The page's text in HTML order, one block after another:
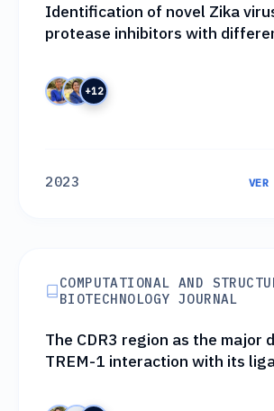
Identification of novel Zika
protease inhibitors with
computational approaches
+12
2023
VER
COMPUTATIONAL AND
BIOTECHNOLOGY JOURNAL
The CDR3 region as the major
TREM-1 interaction with its